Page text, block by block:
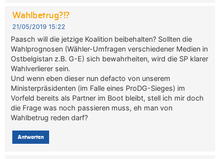
Wahlbetrug?!?
21/05/2019 15:22
Paasch will die jetzige Koalition beibehalten? Sollten die
Wahlprognosen (Wähler-Umfragen verschiedener Medien in
Ostbelgistan z.B. G-E) sich bewahrheiten, wird die SP klarer
Wahlverlierer sein.
Und wenn eben dieser nun defacto von unserem
Ministerpräsidenten (im Falle eines ProDG-Sieges) im
Vorfeld bereits als Partner im Boot bleibt, stell ich mir doch
die Frage was noch passieren muss, eh man von
Wahlbetrug reden darf?
Antworten